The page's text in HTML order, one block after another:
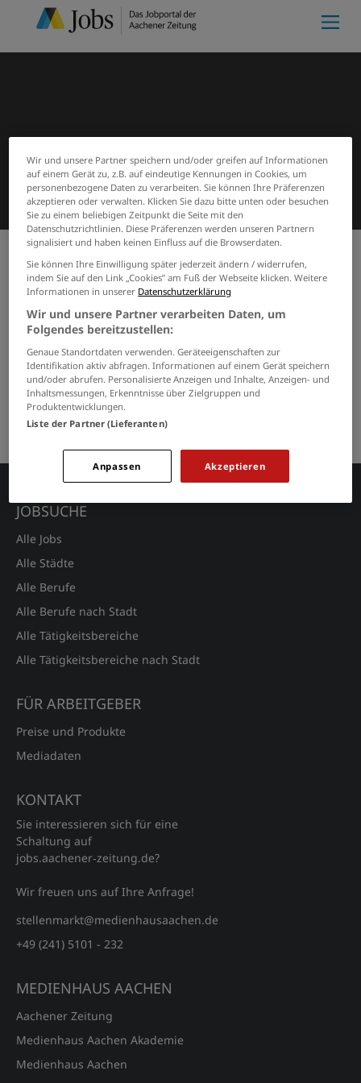
Start Suchergebnisse Meine Merkliste
Jobs von Drekopf
Recyclingzentrum Erkelenz
GmbH
GRENZEN SIE IHRE SUCHE EIN
Keine Suchergebnisse gefunden.
JOBSUCHE
Alle Jobs
Alle Städte
Alle Berufe
Alle Berufe nach Stadt
Alle Tätigkeitsbereiche
Alle Tätigkeitsbereiche nach Stadt
FÜR ARBEITGEBER
Preise und Produkte
Mediadaten
KONTAKT
Sie interessieren sich für eine
Schaltung auf
jobs.aachener‑zeitung.de?
Wir freuen uns auf Ihre Anfrage!
stellenmarkt@medienhausaachen.de
+49 (241) 5101 - 232
MEDIENHAUS AACHEN
Aachener Zeitung
Medienhaus Aachen Akademie
Medienhaus Aachen
Wir und unsere Partner speichern und/oder greifen auf Informationen
auf einem Gerät zu, z.B. auf eindeutige Kennungen in Cookies, um
personenbezogene Daten zu verarbeiten. Sie können Ihre Präferenzen
akzeptieren oder verwalten. Klicken Sie dazu bitte unten oder besuchen
Sie zu einem beliebigen Zeitpunkt die Seite mit den
Datenschutzrichtlinien. Diese Präferenzen werden unseren Partnern
signalisiert und haben keinen Einfluss auf die Browserdaten.
Sie können Ihre Einwilligung später jederzeit ändern / widerrufen,
indem Sie auf den Link „Cookies” am Fuß der Webseite klicken. Weitere
Informationen in unserer Datenschutzerklärung
Wir und unsere Partner verarbeiten Daten, um
Folgendes bereitzustellen:
Genaue Standortdaten verwenden. Geräteeigenschaften zur
Identifikation aktiv abfragen. Informationen auf einem Gerät speichern
und/oder abrufen. Personalisierte Anzeigen und Inhalte, Anzeigen- und
Inhaltsmessungen, Erkenntnisse über Zielgruppen und
Produktentwicklungen.
Liste der Partner (Lieferanten)
Akzeptieren
Anpassen